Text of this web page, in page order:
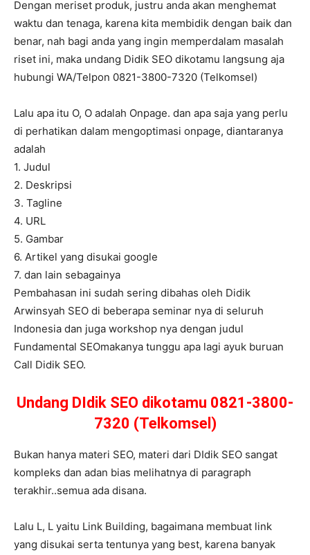
Dengan meriset produk, justru anda akan menghemat
waktu dan tenaga, karena kita membidik dengan baik dan
benar, nah bagi anda yang ingin memperdalam masalah
riset ini, maka undang Didik SEO dikotamu langsung aja
hubungi WA/Telpon 0821-3800-7320 (Telkomsel)
Lalu apa itu O, O adalah Onpage. dan apa saja yang perlu
di perhatikan dalam mengoptimasi onpage, diantaranya
adalah
1. Judul
2. Deskripsi
3. Tagline
4. URL
5. Gambar
6. Artikel yang disukai google
7. dan lain sebagainya
Pembahasan ini sudah sering dibahas oleh Didik
Arwinsyah SEO di beberapa seminar nya di seluruh
Indonesia dan juga workshop nya dengan judul
Fundamental SEOmakanya tunggu apa lagi ayuk buruan
Call Didik SEO.
Undang DIdik SEO dikotamu 0821-3800-
7320 (Telkomsel)
Bukan hanya materi SEO, materi dari DIdik SEO sangat
kompleks dan adan bias melihatnya di paragraph
terakhir..semua ada disana.
Lalu L, L yaitu Link Building, bagaimana membuat link
yang disukai serta tentunya yang best, karena banyak